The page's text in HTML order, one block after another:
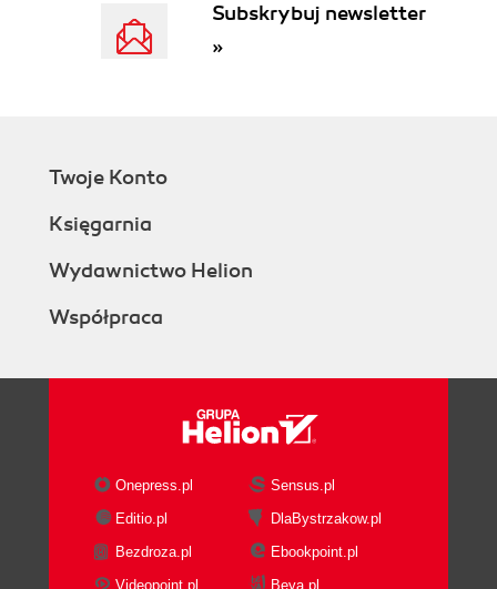
Subskrybuj newsletter
»
Twoje Konto
Księgarnia
Wydawnictwo Helion
Współpraca
Onepress.pl
Sensus.pl
Editio.pl
DlaBystrzakow.pl
Bezdroza.pl
Ebookpoint.pl
Videopoint.pl
Beya.pl